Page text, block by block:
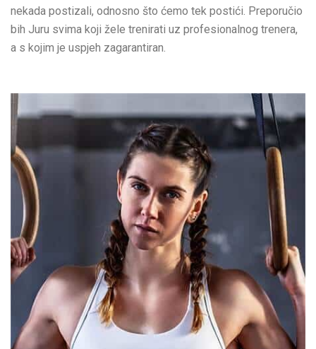
nekada postizali, odnosno što ćemo tek postići. Preporučio
bih Juru svima koji žele trenirati uz profesionalnog trenera,
a s kojim je uspjeh zagarantiran.